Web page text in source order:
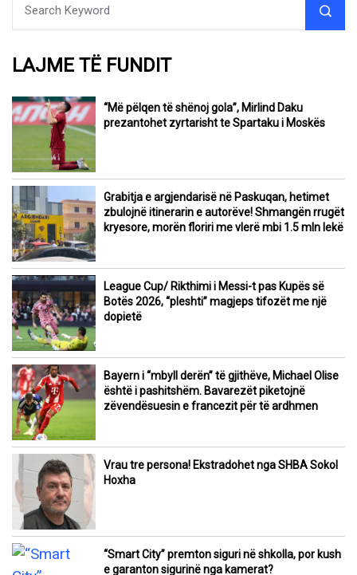
LAJME TË FUNDIT
“Më pëlqen të shënoj gola”, Mirlind Daku
prezantohet zyrtarisht te Spartaku i Moskës
Grabitja e argjendarisë në Paskuqan, hetimet
zbulojnë itinerarin e autorëve! Shmangën rrugët
kryesore, morën floriri me vlerë mbi 1.5 mln lekë
League Cup/ Rikthimi i Messi-t pas Kupës së
Botës 2026, “pleshti” magjeps tifozët me një
dopietë
Bayern i “mbyll derën” të gjithëve, Michael Olise
është i pashitshëm. Bavarezët piketojnë
zëvendësuesin e francezit për të ardhmen
Vrau tre persona! Ekstradohet nga SHBA Sokol
Hoxha
“Smart City” premton siguri në shkolla, por kush
e garanton sigurinë nga kamerat?